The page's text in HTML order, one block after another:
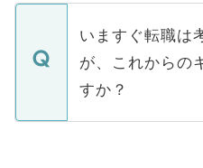
に、医療機関が求
みを人材紹介会社
ています。
定を承諾する必要
の辞退の連絡はキ
ますので、ご安心
個人情報が漏えい
で、ご安心くださ
などで収集したご
ご本人のキャリア
支援を目的に使用
ているすべての個
いますぐ転職は
が、これからの
すか？